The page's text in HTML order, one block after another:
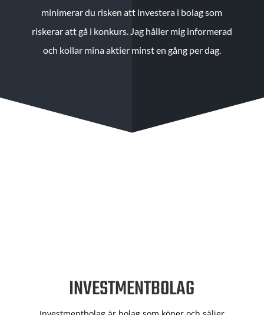
minimerar du risken att investera i bolag som
riskerar att gå i konkurs. Jag håller mig informerad
och kollar mina aktier minst en gång per dag.
INVESTMENTBOLAG